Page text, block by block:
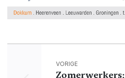
VORIGE
Zomerwerkers: